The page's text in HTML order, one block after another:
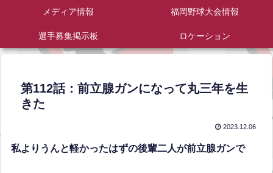
メディア情報 福岡野球大会情報
選手募集掲示板 ロケーション
第112話：前立腺ガンになって丸三年を生
きた
2023.12.06
私よりうんと軽かったはずの後輩二人が前立腺ガンで